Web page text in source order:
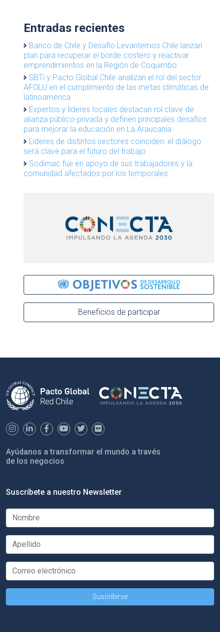
Entradas recientes
Banco de Chile y Desafío Levantemos Chile lanzan
plan para recuperar el borde costero y reactivar
emprendimientos en la Región de Coquimbo
SBTi y Pacto Global Chile analizan el rol del sector
AFOLU en el cumplimiento de las metas climáticas de
latinoamérica
Expertos y líderes locales destacan rol clave de
alianza público-privada y definen principales desafíos
para mejorar la educación en La Araucanía
Líderes de distintos sectores coinciden: el diálogo
será clave para el futuro del trabajo
Sodimac fue en apoyo de sus trabajadores y la
comunidad afectados por los temporales
Beneficios de participar
Ayúdanos a transformar el mundo a través
de los negocios
Suscríbete a nuestro Newsletter